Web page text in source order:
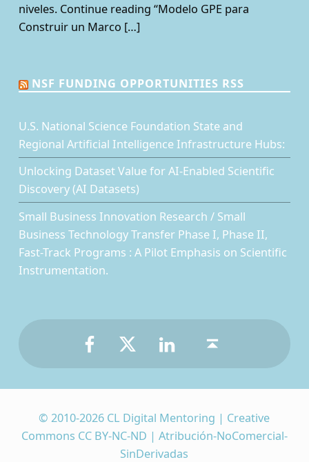
niveles. Continue reading “Modelo GPE para
Construir un Marco […]
NSF FUNDING OPPORTUNITIES RSS
U.S. National Science Foundation State and
Regional Artificial Intelligence Infrastructure Hubs:
Unlocking Dataset Value for AI-Enabled Scientific
Discovery (AI Datasets)
Small Business Innovation Research / Small
Business Technology Transfer Phase I, Phase II,
Fast-Track Programs : A Pilot Emphasis on Scientific
Instrumentation.
© 2010-2026 CL Digital Mentoring | Creative
Commons CC BY-NC-ND | Atribución-NoComercial-
SinDerivadas